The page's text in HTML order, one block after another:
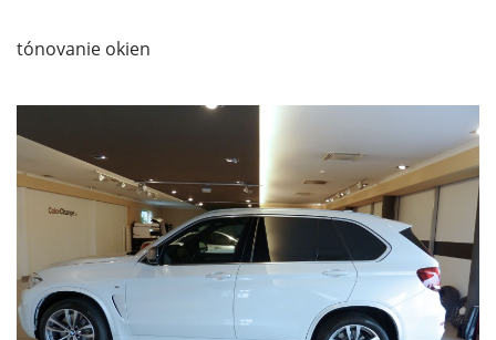
tónovanie okien